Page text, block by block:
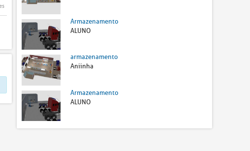
Armazenamento
ALUNO
armazenamento
Aniinha
Armazenamento
ALUNO